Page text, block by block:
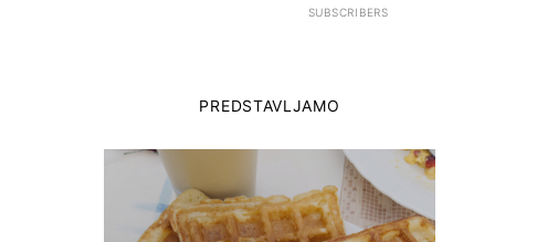
SUBSCRIBERS
PREDSTAVLJAMO